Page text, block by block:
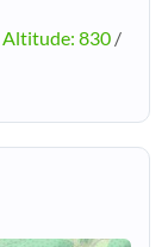
Altitude: 830 /